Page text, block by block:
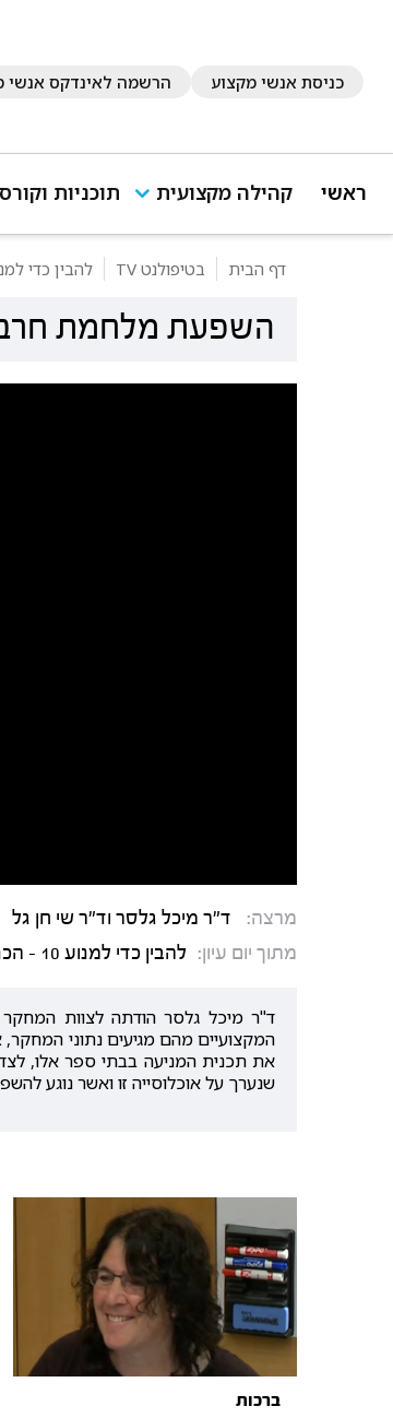
כניסת אנשי מקצוע הרשמה לאינדקס אנשי
ראשי קהילה מקצועית תוכניות
דף הבית בטיפולנט TV להבין כדי למנוע 10 - הכנס המדעי השנתי לחקר
השפעת מלחמת
מרצה:
ד"ר מיכל גלסר וד"ר שי חן גל
מתוך יום עיון: להבין כדי למנוע 10 - הכנס המדעי השנתי לחקר האובדנות בישראל
ד"ר מיכל גלסר הודתה לצוות
המקצועיים מהם מגיעים נתוני
את תכנית המניעה בבתי ספר אלו,
שנערך על אוכלוסייה זו ואשר נוגע
ברכות